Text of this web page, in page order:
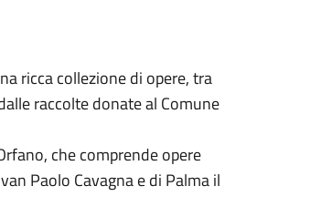
ricca collezione di opere, tra
raccolte donate al Comune
che comprende opere
Paolo Cavagna e di Palma il